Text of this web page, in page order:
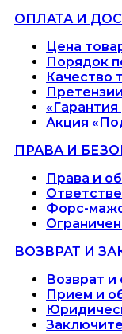
ОПЛАТА И
Цена
Порядок
Качество
«Гарантия
Акция
ПРАВА И
Права и
Форс-
ВОЗВРАТ И
Возврат и
Прием и